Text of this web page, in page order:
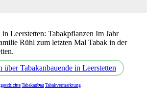
Leerstetten: Tabakpflanzen Im Jahr
Rühl zum letzten Mal Tabak in der
über Tabakanbauende in Leerstetten
TabakanbauTabakvermarktung